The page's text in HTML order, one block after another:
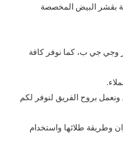
بقشر البيض المخصصة
وجي جي ب، كما نوفر كافة
أيام الأسبوع ونعمل بروح الفريق لنوفر لكم
وطريقة طلائها واستخدام